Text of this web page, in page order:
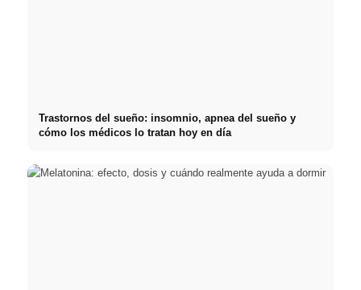
Trastornos del sueño: insomnio, apnea del sueño y
cómo los médicos lo tratan hoy en día